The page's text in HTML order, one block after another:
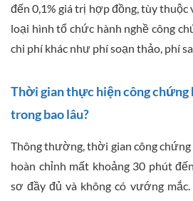
đến 0,1% giá trị hợp đồng, tùy
loại hình tổ chức hành nghề công
chi phí khác như phí soạn thảo, phí
Thời gian thực hiện công chứng
trong bao lâu?
Thông thường, thời gian công
hoàn chỉnh mất khoảng 30 phút
sơ đầy đủ và không có vướng